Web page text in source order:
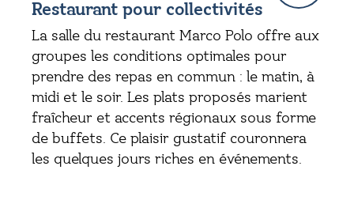
Restaurant pour collectivités
La salle du restaurant Marco Polo offre aux
groupes les conditions optimales pour
prendre des repas en commun : le matin, à
midi et le soir. Les plats proposés marient
fraîcheur et accents régionaux sous forme
de buffets. Ce plaisir gustatif couronnera
les quelques jours riches en événements.